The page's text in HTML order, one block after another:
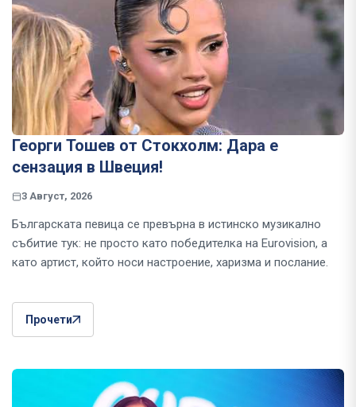
Георги Тошев от Стокхолм: Дара е
сензация в Швеция!
3 Август, 2026
Българската певица се превърна в истинско музикално
събитие тук: не просто като победителка на Eurovision, а
като артист, който носи настроение, харизма и послание.
Прочети